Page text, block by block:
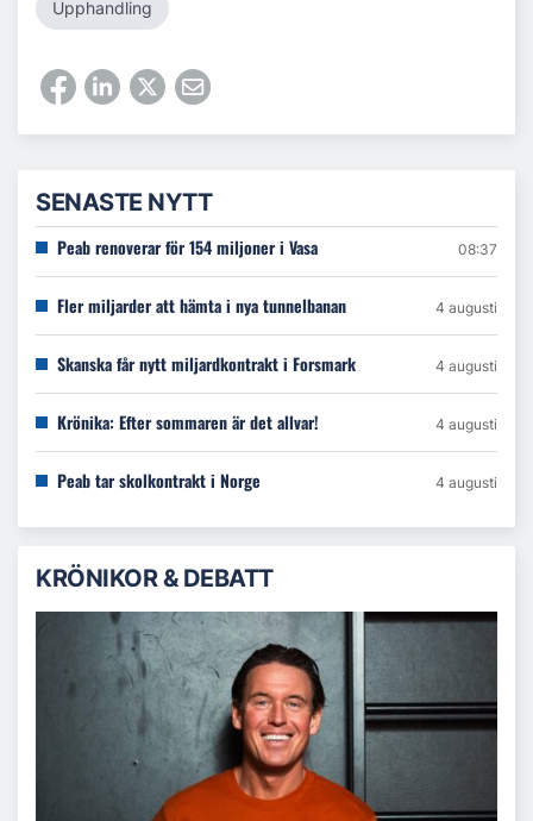
Upphandling
SENASTE NYTT
Peab renoverar för 154 miljoner i Vasa 08:37
Fler miljarder att hämta i nya tunnelbanan 4 augusti
Skanska får nytt miljardkontrakt i Forsmark 4 augusti
Krönika: Efter sommaren är det allvar! 4 augusti
Peab tar skolkontrakt i Norge 4 augusti
KRÖNIKOR & DEBATT